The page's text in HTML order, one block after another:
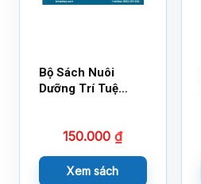
Bộ Sách Nuôi
Dưỡng Trí Tuệ
150.000₫
Xem sách